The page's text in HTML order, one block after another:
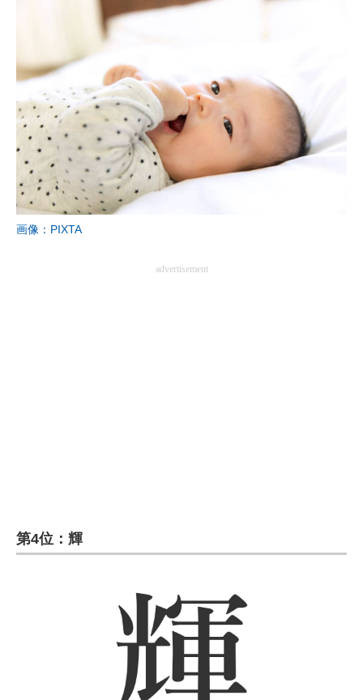
画像：PIXTA
advertisement
第4位：輝